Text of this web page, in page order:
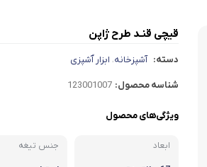
خردکن
تابه دو دسته
تابه های تک دسته دربدار
قیچی قنـد طرح ژاپن
دسته: آشپزخانه، ابزار آَشپزی
شناسه محصول: 123001007
ویژگی‌های محصول
ابعاد جنس تیغه